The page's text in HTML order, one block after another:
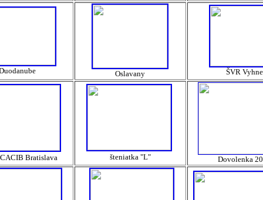
Oslavany ŠVR Vyhne
Bratislava šteniatka "L" Dovolenka